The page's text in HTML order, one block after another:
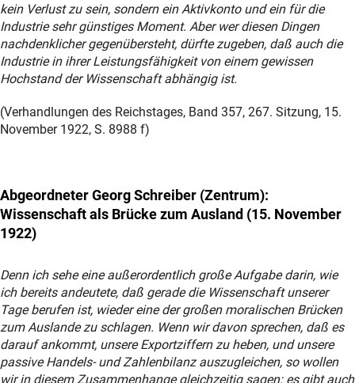
kein Verlust zu sein, sondern ein Aktivkonto und ein für die
Industrie sehr günstiges Moment. Aber wer diesen Dingen
nachdenklicher gegenübersteht, dürfte zugeben, daß auch die
Industrie in ihrer Leistungsfähigkeit von einem gewissen
Hochstand der Wissenschaft abhängig ist.
(Verhandlungen des Reichstages, Band 357, 267. Sitzung, 15.
November 1922, S. 8988 f)
Abgeordneter Georg Schreiber (Zentrum):
Wissenschaft als Brücke zum Ausland (15. November
1922)
Denn ich sehe eine außerordentlich große Aufgabe darin, wie
ich bereits andeutete, daß gerade die Wissenschaft unserer
Tage berufen ist, wieder eine der großen moralischen Brücken
zum Auslande zu schlagen. Wenn wir davon sprechen, daß es
darauf ankommt, unsere Exportziffern zu heben, und unsere
passive Handels- und Zahlenbilanz auszugleichen, so wollen
wir in diesem Zusammenhange gleichzeitig sagen: es gibt auch